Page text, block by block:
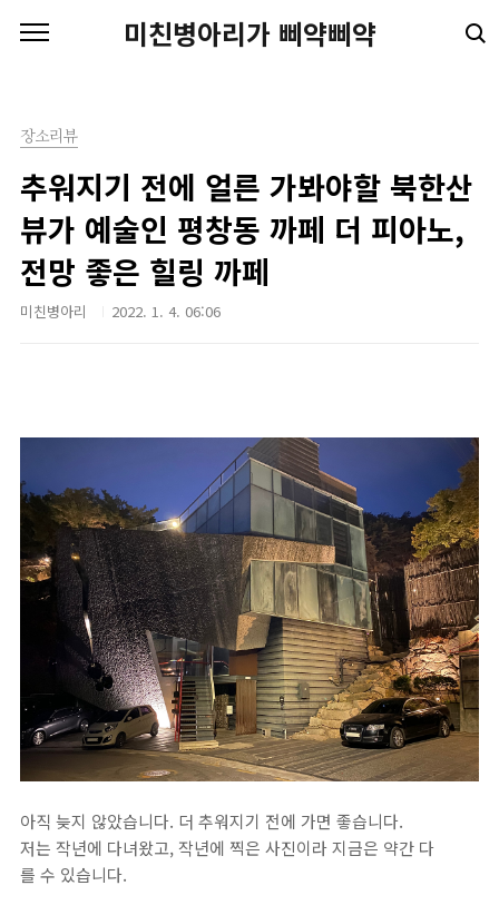
미친병아리가 삐약삐약
장소리뷰
추워지기 전에 얼른 가봐야할 북한산
뷰가 예술인 평창동 까페 더 피아노,
전망 좋은 힐링 까페
미친병아리 2022. 1. 4. 06:06
아직 늦지 않았습니다. 더 추워지기 전에 가면 좋습니다.
저는 작년에 다녀왔고, 작년에 찍은 사진이라 지금은 약간 다
를 수 있습니다.